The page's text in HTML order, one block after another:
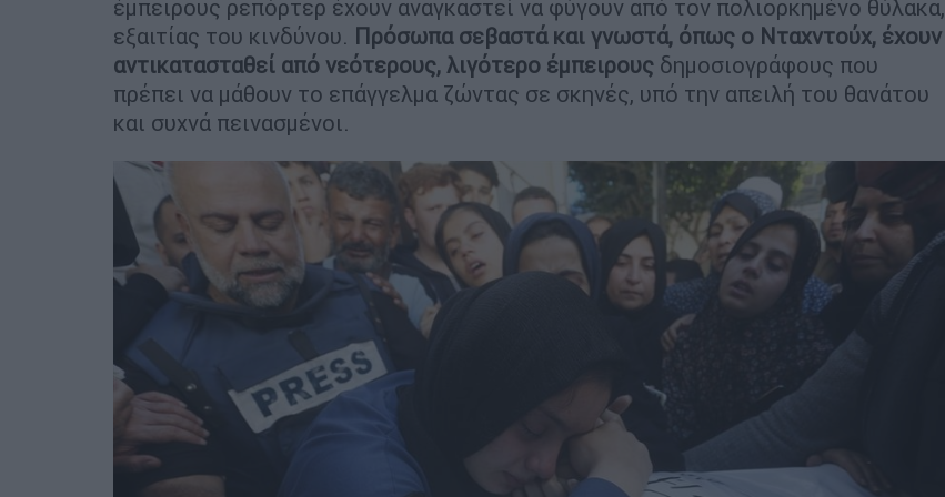
έμπειρους ρεπόρτερ έχουν αναγκαστεί να φύγουν από τον πολιορκημένο θύλακα,
εξαιτίας του κινδύνου. Πρόσωπα σεβαστά και γνωστά, όπως ο Νταχντούχ, έχουν
αντικατασταθεί από νεότερους, λιγότερο έμπειρους δημοσιογράφους που
πρέπει να μάθουν το επάγγελμα ζώντας σε σκηνές, υπό την απειλή του θανάτου
και συχνά πεινασμένοι.